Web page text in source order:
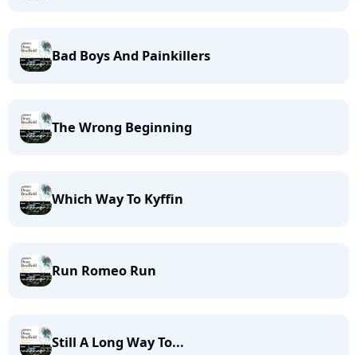
Bad Boys And Painkillers
The Wrong Beginning
Which Way To Kyffin
Run Romeo Run
Still A Long Way To...